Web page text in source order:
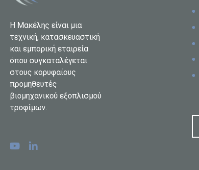
Η Μακέλης είναι μια
τεχνική, κατασκευαστική
και εμπορική εταιρεία
όπου συγκαταλέγεται
στους κορυφαίους
προμηθευτές
βιομηχανικού εξοπλισμού
τροφίμων.